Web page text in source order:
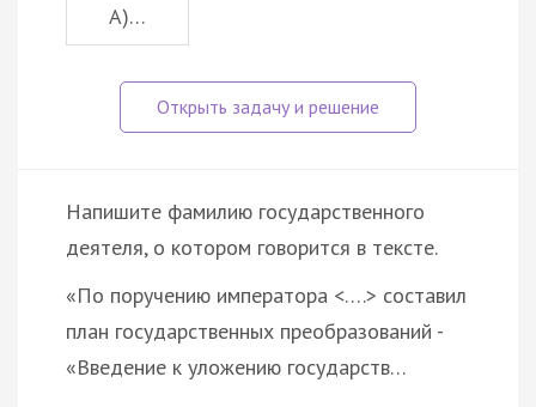
A)…
Напишите фамилию государственного
деятеля, о котором говорится в тексте.
«По поручению императора <….> составил
план государственных преобразований -
«Введение к уложению государств…